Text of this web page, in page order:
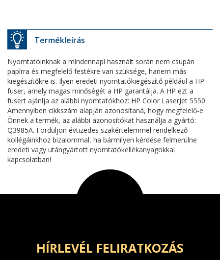
Termékleírás
Nyomtatóinknak a mindennapi használt során nem csupán
papírra és megfelelő festékre van szüksége, hanem más
kiegészítőkre is. Ilyen eredeti nyomtatókiegészítő például a HP
fuser, amely magas minőségét a HP garantálja. A HP ezt a
fusert ajánlja az alábbi nyomtatókhoz: HP Color LaserJet 5550.
Amennyiben cikkszám alapján azonosítaná, hogy megfelelő-e
Önnek a termék, az alábbi azonosítókat használja a gyártó:
Q3985A. Forduljon évtizedes szakértelemmel rendelkező
kollégáinkhoz bizalommal, ha bármilyen kérdése felmerülne
eredeti vagy utángyártott nyomtatókellékanyagokkal
kapcsolatban!
HÍRLEVÉL FELIRATKOZÁS